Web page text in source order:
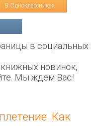
В Одноклассниках
в социальных
новинок,
Мы ждём Вас!
Как